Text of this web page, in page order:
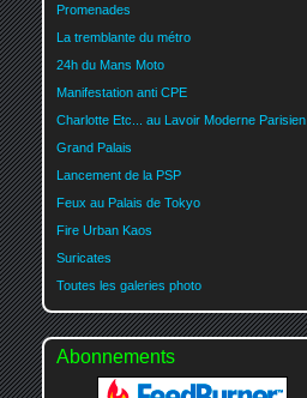
Promenades
La tremblante du métro
24h du Mans Moto
Manifestation anti CPE
Charlotte Etc... au Lavoir Moderne Parisien
Grand Palais
Lancement de la PSP
Feux au Palais de Tokyo
Fire Urban Kaos
Suricates
Toutes les galeries photo
Abonnements